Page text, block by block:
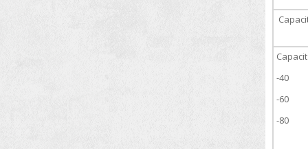
-40
-60
-80